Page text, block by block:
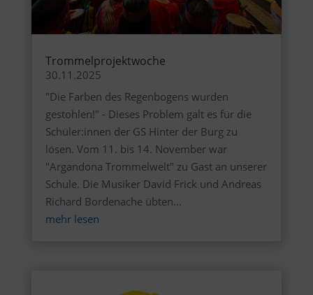
Trommelprojektwoche
30.11.2025
"Die Farben des Regenbogens wurden
gestohlen!" - Dieses Problem galt es für die
Schüler:innen der GS Hinter der Burg zu
lösen. Vom 11. bis 14. November war
"Argandona Trommelwelt" zu Gast an unserer
Schule. Die Musiker David Frick und Andreas
Richard Bordenache übten...
mehr lesen